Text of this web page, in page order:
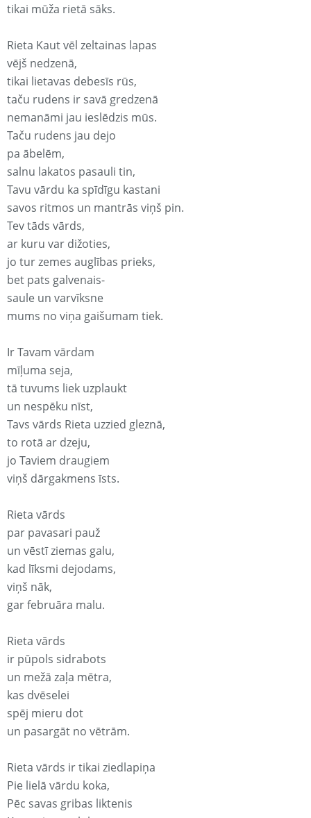
tikai mūža rietā sāks.
Rieta Kaut vēl zeltainas lapas
vējš nedzenā,
tikai lietavas debesīs rūs,
taču rudens ir savā gredzenā
nemanāmi jau ieslēdzis mūs.
Taču rudens jau dejo
pa ābelēm,
salnu lakatos pasauli tin,
Tavu vārdu ka spīdīgu kastani
savos ritmos un mantrās viņš pin.
Tev tāds vārds,
ar kuru var dižoties,
jo tur zemes auglības prieks,
bet pats galvenais-
saule un varvīksne
mums no viņa gaišumam tiek.
Ir Tavam vārdam
mīļuma seja,
tā tuvums liek uzplaukt
un nespēku nīst,
Tavs vārds Rieta uzzied gleznā,
to rotā ar dzeju,
jo Taviem draugiem
viņš dārgakmens īsts.
Rieta vārds
par pavasari pauž
un vēstī ziemas galu,
kad līksmi dejodams,
viņš nāk,
gar februāra malu.
Rieta vārds
ir pūpols sidrabots
un mežā zaļa mētra,
kas dvēselei
spēj mieru dot
un pasargāt no vētrām.
Rieta vārds ir tikai ziedlapiņa
Pie lielā vārdu koka,
Pēc savas gribas liktenis